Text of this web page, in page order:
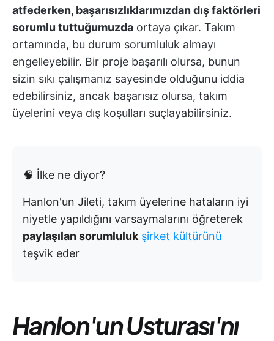
atfederken, başarısızlıklarımızdan dış faktörleri
sorumlu tuttuğumuzda ortaya çıkar. Takım
ortamında, bu durum sorumluluk almayı
engelleyebilir. Bir proje başarılı olursa, bunun
sizin sıkı çalışmanız sayesinde olduğunu iddia
edebilirsiniz, ancak başarısız olursa, takım
üyelerini veya dış koşulları suçlayabilirsiniz.
🧠 İlke ne diyor?
Hanlon'un Jileti, takım üyelerine hataların iyi
niyetle yapıldığını varsaymalarını öğreterek
paylaşılan sorumluluk şirket kültürünü
teşvik eder
Hanlon'un Usturası'nı